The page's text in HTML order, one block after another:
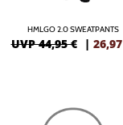
HMLGO 2.0 SWEATPANTS
UVP 44,95 € | 26,97